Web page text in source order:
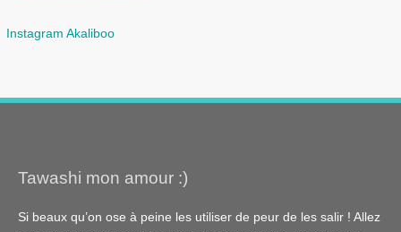
Instagram Akaliboo
Tawashi mon amour :)
Si beaux qu’on ose à peine les utiliser de peur de les salir ! Allez